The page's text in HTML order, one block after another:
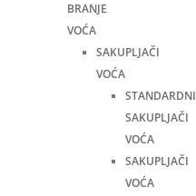
BRANJE
VOĆA
SAKUPLJAČI
VOĆA
STANDARDNI
SAKUPLJAČI
VOĆA
SAKUPLJAČI
VOĆA